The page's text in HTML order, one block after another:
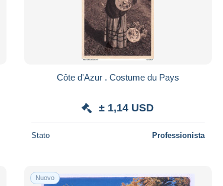
Côte d'Azur . Costume du Pays
± 1,14 USD
Stato Professionista
Nuovo